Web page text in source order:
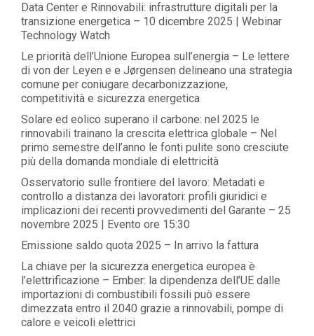
Data Center e Rinnovabili: infrastrutture digitali per la
transizione energetica – 10 dicembre 2025 | Webinar
Technology Watch
Le priorità dell’Unione Europea sull’energia – Le lettere
di von der Leyen e e Jørgensen delineano una strategia
comune per coniugare decarbonizzazione,
competitività e sicurezza energetica
Solare ed eolico superano il carbone: nel 2025 le
rinnovabili trainano la crescita elettrica globale – Nel
primo semestre dell’anno le fonti pulite sono cresciute
più della domanda mondiale di elettricità
Osservatorio sulle frontiere del lavoro: Metadati e
controllo a distanza dei lavoratori: profili giuridici e
implicazioni dei recenti provvedimenti del Garante – 25
novembre 2025 | Evento ore 15:30
Emissione saldo quota 2025 – In arrivo la fattura
La chiave per la sicurezza energetica europea è
l’elettrificazione – Ember: la dipendenza dell’UE dalle
importazioni di combustibili fossili può essere
dimezzata entro il 2040 grazie a rinnovabili, pompe di
calore e veicoli elettrici